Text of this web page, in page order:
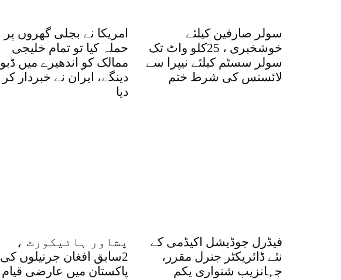
امریکا نے بجلی گھروں پر
حملہ کیا تو تمام خلیجی
ممالک کو اندھیرے میں ڈبو
دینگے، ایران نے خبردار کر
دیا
سولر صارفین کیلئے
خوشخبری ، 25کلو واٹ تک
سولر سسٹم کیلئے نیپرا سے
لائسنس کی شرط ختم
پشاور ہائیکورٹ ،
2سابق افغان جرنیلوں کی
پاکستان میں عارضی قیام
فیڈرل جوڈیشل اکیڈمی کے
نئے ڈائریکٹر جنرل مقرر،
جہانزیب شنواری یکم